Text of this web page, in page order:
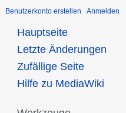
Benutzerkonto erstellen Anmelden
Hauptseite
Letzte Änderungen
Zufällige Seite
Hilfe zu MediaWiki